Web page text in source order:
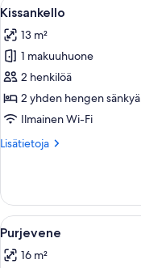
kaikki
huonetyypin
Kissankello
kuvat
11
Kissankello
13 m²
1 makuuhuone
2 henkilöä
2 yhden hengen sänkyä
Ilmainen Wi-Fi
Lisätietoja
Lisätietoja
Avaa
kaikki
huonetyypin
10
Purjevene
16 m²